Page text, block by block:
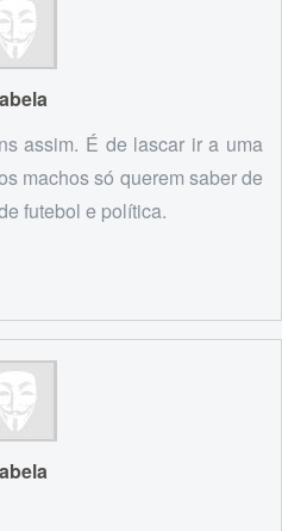
assim. É de lascar ir a uma
machos só querem saber de
futebol e política.